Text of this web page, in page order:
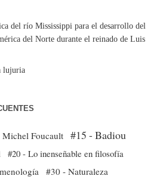
del río Mississippi para el desarrollo del
del Norte durante el reinado de Luis
lujuria
Michel Foucault #15 - Badiou
#20 - Lo inenseñable en filosofía
#30 - Naturaleza